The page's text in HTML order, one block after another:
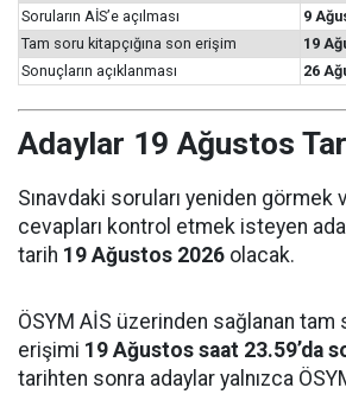
Soruların AİS’e açılması
9
Tam soru kitapçığına son erişim
19
Sonuçların açıklanması
26
Adaylar 19 Ağustos
Sınavdaki soruları yeniden görmek
cevapları kontrol etmek isteyen
tarih 19 Ağustos 2026 olacak.
ÖSYM AİS üzerinden sağlanan tam
erişimi 19 Ağustos saat 23.59’da
tarihten sonra adaylar yalnızca